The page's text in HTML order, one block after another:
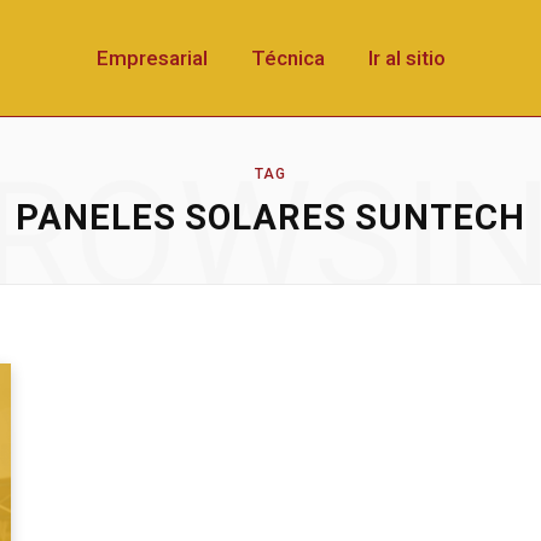
Empresarial Técnica Ir al sitio
TAG
PANELES SOLARES SUNTECH